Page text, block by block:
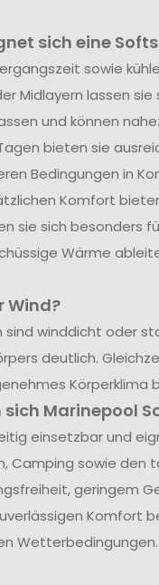
sich eine
sowie
Midlayern lassen sie
und können
bieten sie
Bedingungen in
Komfort
sie sich besonders
Wärme
Wind?
winddicht oder
deutlich.
Körperklima
Marinepool
einsetzbar und
Camping sowie den
geringem
Komfort
Wetterbedingungen.